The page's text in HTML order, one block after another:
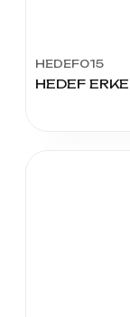
HEDEF015
HEDEF